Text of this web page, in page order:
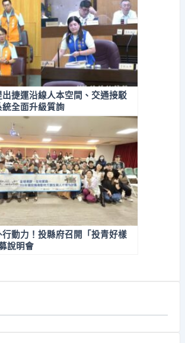
捷運沿線人本空間、交通接駁
全面升級質詢
動力！投縣府召開「投青好樣
說明會